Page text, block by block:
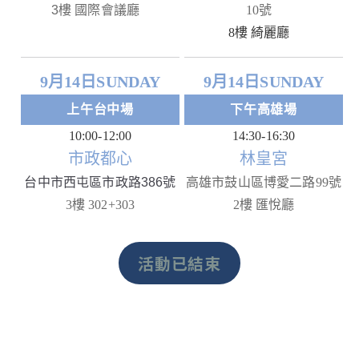
3樓 國際會議廳
10號
8樓 綺麗廳
9月14日SUNDAY
上午台中場
10:00-12:00
市政都心
台中市西屯區市政路386號
3樓 302+303
9月14日SUNDAY
下午高雄場
14:30-16:30
林皇宮
高雄市鼓山區博愛二路99號
2樓 匯悅廳
活動已結束